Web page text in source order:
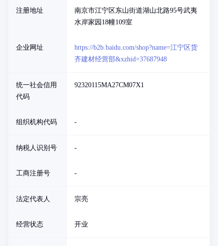
注册地址
南京市江宁区东山街道湖山北路95号武夷
水岸家园18幢109室
企业网址
https://b2b.baidu.com/shop?name=江宁区货
齐建材经营部&xzhid=37687948
统一社会信用
代码
92320115MA27CM07X1
组织机构代码 -
纳税人识别号 -
工商注册号 -
法定代表人 宗亮
经营状态 开业